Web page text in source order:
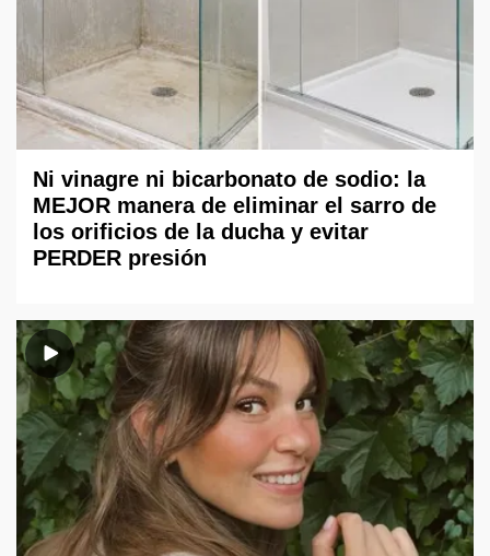
Ni vinagre ni bicarbonato de sodio: la
MEJOR manera de eliminar el sarro de
los orificios de la ducha y evitar
PERDER presión